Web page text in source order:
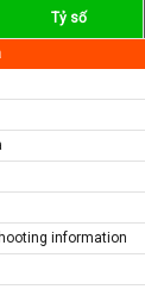
Tỷ số
information